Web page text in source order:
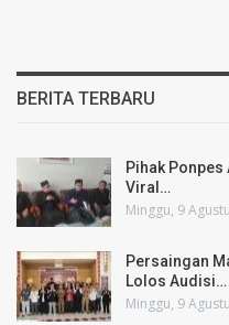
BERITA TERBARU
Pihak
Viral…
Minggu, 9
Persaingan
Lolos Audisi…
Minggu, 9